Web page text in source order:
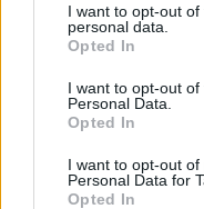
not limited to your visit
grant or deny consent
use your data for
consent section.
I want to opt-out
personal data.
Opted In
I want to opt-out
Personal Data.
Opted In
I want to opt-out
Personal Data for
Opted In
Ieva
dot, jums
LASĪTĀKIE